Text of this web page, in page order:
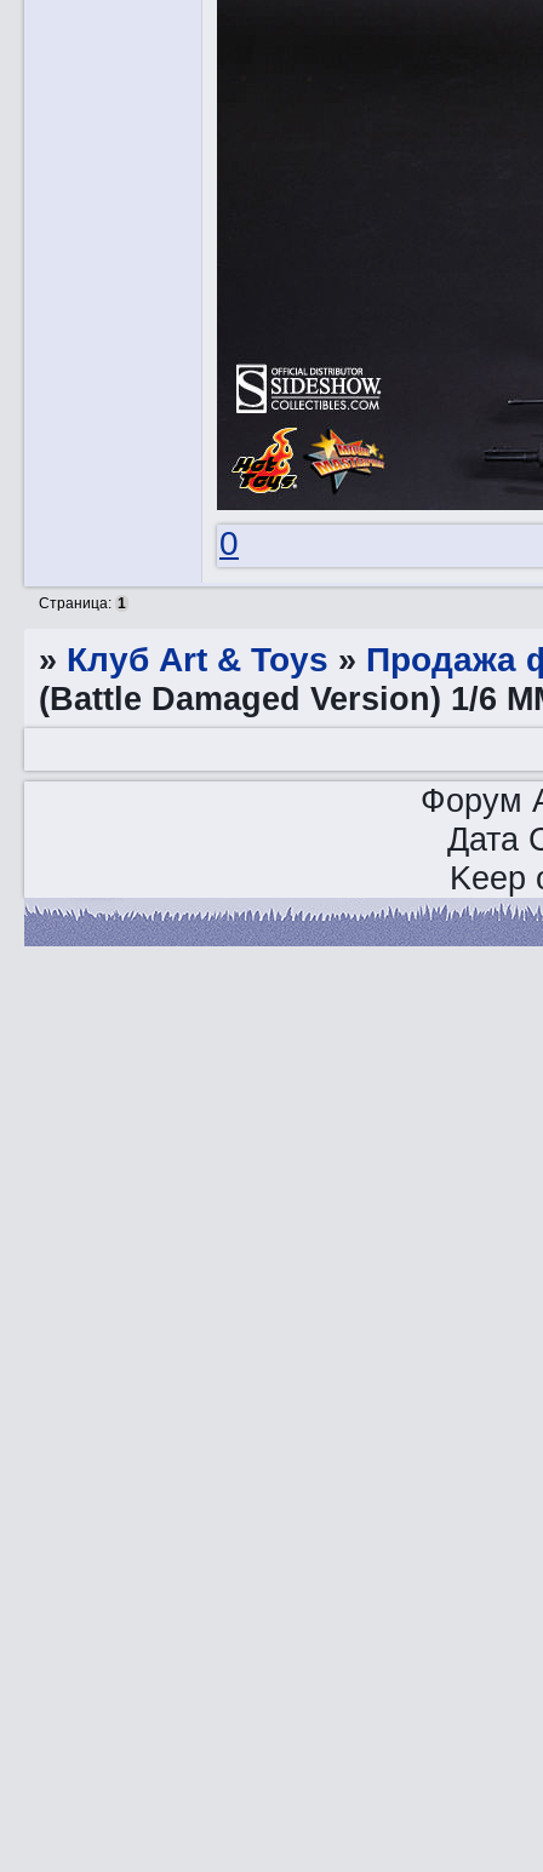
0
Страница: 1
» Клуб Art & Toys » Продажа
(Battle Damaged Version) 1/6
Форум
Дата
Keep